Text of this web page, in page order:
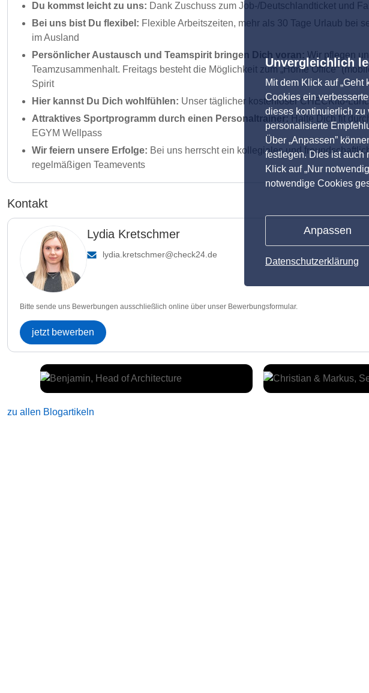
Unvergleichlich
Mit dem Klick auf
Cookies ein
dieses kontinuierlich zu
personalisierte
Über „Anpassen”
festlegen. Dies ist auch
Klick auf „Nur
notwendige Cookies
Anpassen
Datenschutzerklärung
Du kommst leicht zu uns: Dank Zuschuss zum Job-/Deutschlandticket und
Bei uns bist Du flexibel: Flexible Arbeitszeiten, mehr als 30 Tage Urlaub bei
im Ausland
Persönlicher Austausch und Teamspirit bringen Dich voran: Wir pflegen
Teamzusammenhalt. Freitags besteht die Möglichkeit zum „Home Office“
Spirit
Hier kannst Du Dich wohlfühlen: Unser täglicher kostenloser CHECKito-
Attraktives Sportprogramm durch einen Personaltrainer: Halte Dich fit
EGYM Wellpass
Wir feiern unsere Erfolge: Bei uns herrscht ein kollegiales und
regelmäßigen Teamevents
Kontakt
Lydia Kretschmer
lydia.kretschmer@check24.de
Bitte sende uns Bewerbungen ausschließlich online über unser Bewerbungsformular.
jetzt bewerben
zu allen Blogartikeln